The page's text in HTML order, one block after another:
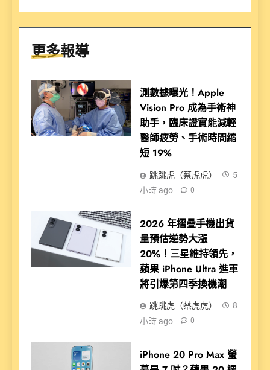
更多報導
測數據曝光！Apple
Vision Pro 成為手術神
助手，臨床證實能減輕
醫師疲勞、手術時間縮
短 19%
跳跳虎（蔡虎虎）
5
小時 ago
0
2026 年摺疊手機出貨
量預估逆勢大漲
20%！三星維持領先，
蘋果 iPhone Ultra 進軍
將引爆第四季換機潮
跳跳虎（蔡虎虎）
8
小時 ago
0
iPhone 20 Pro Max 螢